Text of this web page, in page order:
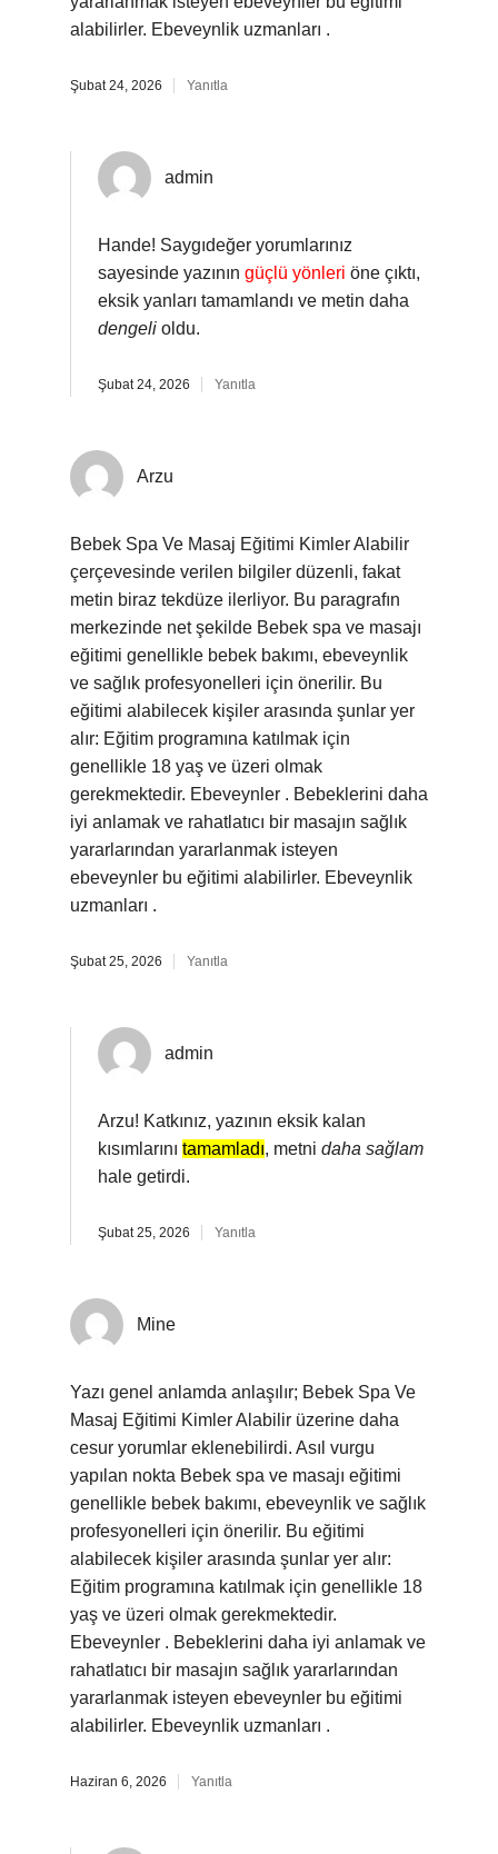
alabilirler. Ebeveynlik uzmanları .
Şubat 24, 2026 Yanıtla
admin
Hande! Saygıdeğer yorumlarınız
sayesinde yazının güçlü yönleri öne çıktı,
eksik yanları tamamlandı ve metin daha
dengeli oldu.
Şubat 24, 2026 Yanıtla
Arzu
Bebek Spa Ve Masaj Eğitimi Kimler Alabilir
çerçevesinde verilen bilgiler düzenli, fakat
metin biraz tekdüze ilerliyor. Bu paragrafın
merkezinde net şekilde Bebek spa ve masajı
eğitimi genellikle bebek bakımı, ebeveynlik
ve sağlık profesyonelleri için önerilir. Bu
eğitimi alabilecek kişiler arasında şunlar yer
alır: Eğitim programına katılmak için
genellikle 18 yaş ve üzeri olmak
gerekmektedir. Ebeveynler . Bebeklerini daha
iyi anlamak ve rahatlatıcı bir masajın sağlık
yararlarından yararlanmak isteyen
ebeveynler bu eğitimi alabilirler. Ebeveynlik
uzmanları .
Şubat 25, 2026 Yanıtla
admin
Arzu! Katkınız, yazının eksik kalan
kısımlarını tamamladı, metni daha sağlam
hale getirdi.
Şubat 25, 2026 Yanıtla
Mine
Yazı genel anlamda anlaşılır; Bebek Spa Ve
Masaj Eğitimi Kimler Alabilir üzerine daha
cesur yorumlar eklenebilirdi. Asıl vurgu
yapılan nokta Bebek spa ve masajı eğitimi
genellikle bebek bakımı, ebeveynlik ve sağlık
profesyonelleri için önerilir. Bu eğitimi
alabilecek kişiler arasında şunlar yer alır:
Eğitim programına katılmak için genellikle 18
yaş ve üzeri olmak gerekmektedir.
Ebeveynler . Bebeklerini daha iyi anlamak ve
rahatlatıcı bir masajın sağlık yararlarından
yararlanmak isteyen ebeveynler bu eğitimi
alabilirler. Ebeveynlik uzmanları .
Haziran 6, 2026 Yanıtla